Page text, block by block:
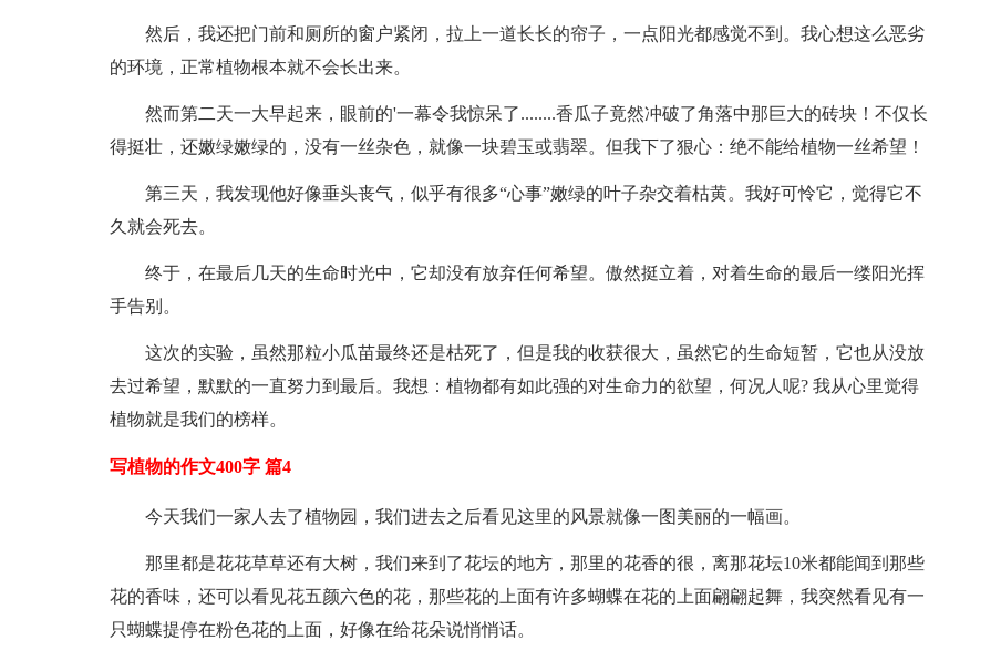
然后，我还把门前和厕所的窗户紧闭，拉上一道长长的帘子，一点阳光都感觉不到。我心想这么恶劣
的环境，正常植物根本就不会长出来。
然而第二天一大早起来，眼前的'一幕令我惊呆了........香瓜子竟然冲破了角落中那巨大的砖块！不仅长
得挺壮，还嫩绿嫩绿的，没有一丝杂色，就像一块碧玉或翡翠。但我下了狠心：绝不能给植物一丝希望！
第三天，我发现他好像垂头丧气，似乎有很多“心事”嫩绿的叶子杂交着枯黄。我好可怜它，觉得它不
久就会死去。
终于，在最后几天的生命时光中，它却没有放弃任何希望。傲然挺立着，对着生命的最后一缕阳光挥
手告别。
这次的实验，虽然那粒小瓜苗最终还是枯死了，但是我的收获很大，虽然它的生命短暂，它也从没放
去过希望，默默的一直努力到最后。我想：植物都有如此强的对生命力的欲望，何况人呢? 我从心里觉得
植物就是我们的榜样。
写植物的作文400字 篇4
今天我们一家人去了植物园，我们进去之后看见这里的风景就像一图美丽的一幅画。
那里都是花花草草还有大树，我们来到了花坛的地方，那里的花香的很，离那花坛10米都能闻到那些
花的香味，还可以看见花五颜六色的花，那些花的上面有许多蝴蝶在花的上面翩翩起舞，我突然看见有一
只蝴蝶提停在粉色花的上面，好像在给花朵说悄悄话。